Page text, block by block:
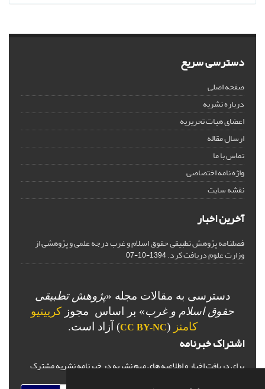
دسترسی سریع
صفحه اصلی
درباره نشریه
اعضای هیات تحریریه
ارسال مقاله
تماس با ما
واژه نامه اختصاصی
نقشه سایت
آخرین اخبار
فصلنامه پژوهش تطبیقی حقوق اسلام و غرب درجه علمی و پژوهشی از
وزارت علوم دریافت کرد.1394-10-07
دسترسی به مقالات مجله «پژوهش تطبیقی
حقوق اسلام و غرب» بر اساس مجوز کرییتیو
کامنز (
CC BY-NC) آزاد است.
اشتراک خبرنامه
برای دریافت اخبار و اطلاعیه های مهم نشریه در خبرنامه نشریه مشترک